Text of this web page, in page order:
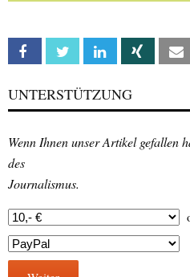
Facebook Twitter Linkedin Xing
UNTERSTÜTZUNG
Wenn Ihnen unser Artikel gefallen
des
Journalismus.